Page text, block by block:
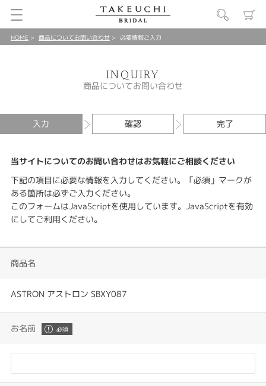
HOME 商品についてお問い合わせ 必要情報ご入力
INQUIRY
商品についてお問い合わせ
入力 確認 完了
当サイトについてのお問い合わせはお気軽にご相談ください
下記の項目に必要な情報を入力してください。「必須」マークが
ある箇所は必ずご入力ください。
このフォームはJavaScriptを使用しています。JavaScriptを有効
にしてご利用ください。
商品名
ASTRON アストロン SBXY087
お名前